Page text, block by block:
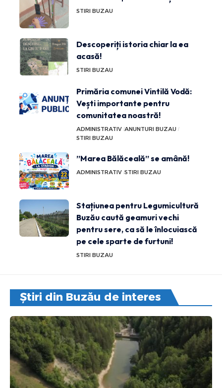
STIRI BUZAU
Descoperiți istoria chiar la ea
acasă!
STIRI BUZAU
Primăria comunei Vintilă Vodă:
Vești importante pentru
comunitatea noastră!
ADMINISTRATIV ANUNTURI BUZAU
STIRI BUZAU
”Marea Bălăceală” se amână!
ADMINISTRATIV STIRI BUZAU
Stațiunea pentru Legumicultură
Buzău caută geamuri vechi
pentru sere, ca să le înlocuiască
pe cele sparte de furtuni!
STIRI BUZAU
Știri din Buzău de interes